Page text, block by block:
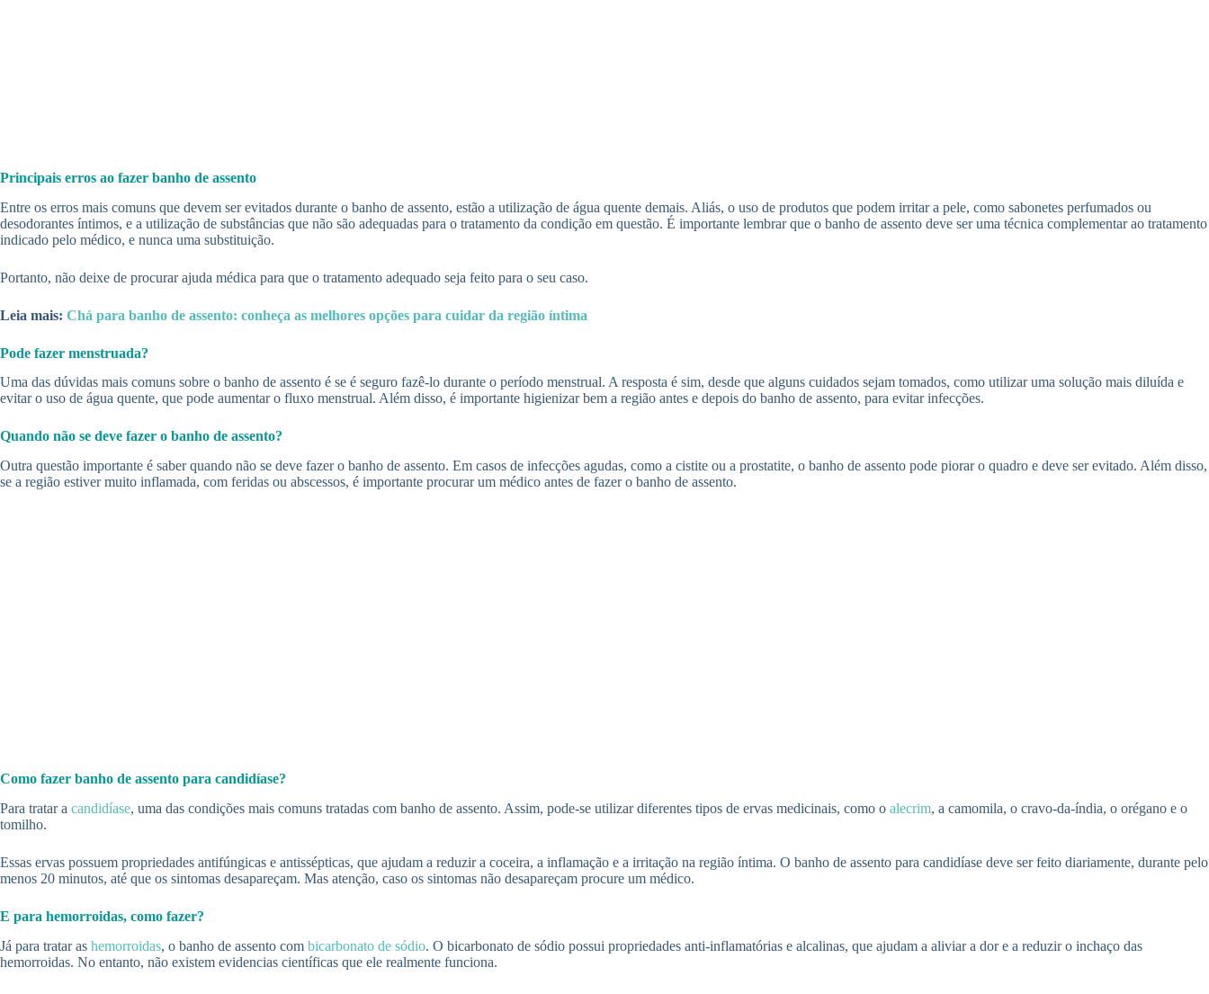
Principais erros ao fazer banho de assento
Entre os erros mais comuns que devem ser evitados durante o banho de assento, estão a utilização de água quente demais. Aliás, o uso de produtos que podem irritar a pele, como sabonetes perfumados ou
desodorantes íntimos, e a utilização de substâncias que não são adequadas para o tratamento da condição em questão. É importante lembrar que o banho de assento deve ser uma técnica complementar ao tratamento
indicado pelo médico, e nunca uma substituição.
Portanto, não deixe de procurar ajuda médica para que o tratamento adequado seja feito para o seu caso.
Leia mais: Chá para banho de assento: conheça as melhores opções para cuidar da região íntima
Pode fazer menstruada?
Uma das dúvidas mais comuns sobre o banho de assento é se é seguro fazê-lo durante o período menstrual. A resposta é sim, desde que alguns cuidados sejam tomados, como utilizar uma solução mais diluída e
evitar o uso de água quente, que pode aumentar o fluxo menstrual. Além disso, é importante higienizar bem a região antes e depois do banho de assento, para evitar infecções.
Quando não se deve fazer o banho de assento?
Outra questão importante é saber quando não se deve fazer o banho de assento. Em casos de infecções agudas, como a cistite ou a prostatite, o banho de assento pode piorar o quadro e deve ser evitado. Além disso,
se a região estiver muito inflamada, com feridas ou abscessos, é importante procurar um médico antes de fazer o banho de assento.
Como fazer banho de assento para candidíase?
Para tratar a candidíase, uma das condições mais comuns tratadas com banho de assento. Assim, pode-se utilizar diferentes tipos de ervas medicinais, como o alecrim, a camomila, o cravo-da-índia, o orégano e o
tomilho.
Essas ervas possuem propriedades antifúngicas e antissépticas, que ajudam a reduzir a coceira, a inflamação e a irritação na região íntima. O banho de assento para candidíase deve ser feito diariamente, durante pelo
menos 20 minutos, até que os sintomas desapareçam. Mas atenção, caso os sintomas não desapareçam procure um médico.
E para hemorroidas, como fazer?
Já para tratar as hemorroidas, o banho de assento com bicarbonato de sódio. O bicarbonato de sódio possui propriedades anti-inflamatórias e alcalinas, que ajudam a aliviar a dor e a reduzir o inchaço das
hemorroidas. No entanto, não existem evidencias científicas que ele realmente funciona.